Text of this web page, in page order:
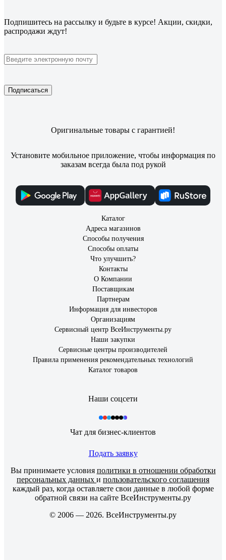
Подпишитесь на рассылку и будьте в курсе! Акции, скидки,
распродажи ждут!
Подписаться
Оригинальные товары с гарантией!
Установите мобильное приложение, чтобы информация по
заказам всегда была под рукой
Каталог
Адреса магазинов
Способы получения
Способы оплаты
Что улучшить?
Контакты
О Компании
Поставщикам
Партнерам
Информация для инвесторов
Организациям
Сервисный центр ВсеИнструменты.ру
Наши закупки
Сервисные центры производителей
Правила применения рекомендательных технологий
Каталог товаров
Наши соцсети
Чат для бизнес-клиентов
Подать заявку
Вы принимаете условия политики в отношении обработки
персональных данных и пользовательского соглашения
каждый раз, когда оставляете свои данные в любой форме
обратной связи на сайте ВсеИнструменты.ру
© 2006 — 2026. ВсеИнструменты.ру